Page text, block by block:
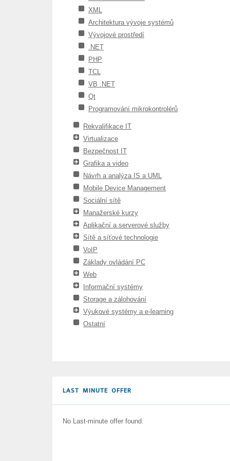
XML
Architektura vývoje systémů
Vývojové prostředí
.NET
PHP
TCL
VB .NET
Qt
Programování mikrokontrolérů
Rekvalifikace IT
Virtualizace
Bezpečnost IT
Grafika a video
Návrh a analýza IS a UML
Mobile Device Management
Sociální sítě
Manažerské kurzy
Aplikační a serverové služby
Sítě a síťové technologie
VoIP
Základy ovládání PC
Web
Informační systémy
Storage a zálohování
Výukové systémy a e-learning
Ostatní
LAST MINUTE OFFER
No Last-minute offer found.